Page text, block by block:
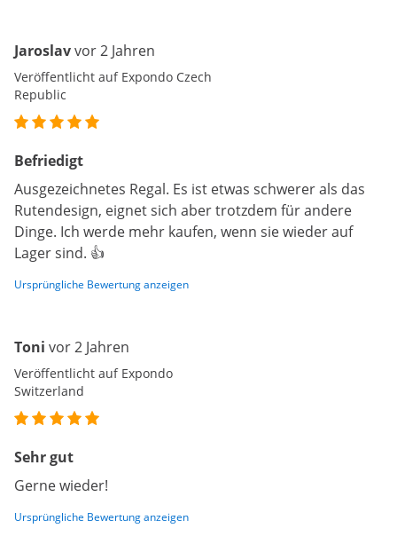
Jaroslavvor 2 Jahren
Veröffentlicht auf Expondo Czech
Republic
Befriedigt
Ausgezeichnetes Regal. Es ist etwas schwerer als das
Rutendesign, eignet sich aber trotzdem für andere
Dinge. Ich werde mehr kaufen, wenn sie wieder auf
Lager sind. 👍
Ursprüngliche Bewertung anzeigen
Toni vor 2 Jahren
Veröffentlicht auf Expondo
Switzerland
Sehr gut
Gerne wieder!
Ursprüngliche Bewertung anzeigen